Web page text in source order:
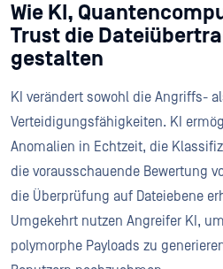
Wie KI,
Trust die
gestalten
KI verändert sowohl die Angriffs-
Verteidigungsfähigkeiten. KI
Anomalien in Echtzeit, die
die vorausschauende Bewertung
die Überprüfung auf Dateiebene
Umgekehrt nutzen Angreifer KI,
polymorphe Payloads zu